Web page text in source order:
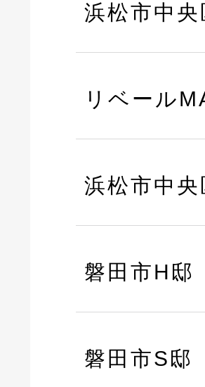
浜松市中
リベール
浜松市中
磐田市H邸
磐田市S邸